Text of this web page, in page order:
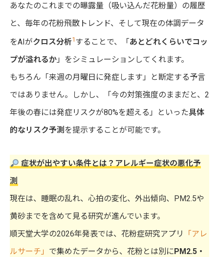
あなたのこれまでの曝露量（吸い込んだ花粉量）の履歴
と、毎年の花粉飛散トレンド、そして現在の体調データ
をAIがクロス分析1 することで、「 あとどれくらいでコッ
プが溢れるか 」をシミュレーションしてくれます。
もちろん「来週の月曜日に発症します」と断定する予言
ではありません。しかし、「今の対策強度のままだと、2
年後の春には発症リスクが80%を超える」といった具体
的なリスク予測を提示することが可能です。
症状が出やすい条件とは？アレルギー症状の悪化予
測
現在は、睡眠の乱れ、心拍の変化、外出傾向、PM2.5や
黄砂までを含めて見る研究が進んでいます。
順天堂大学の2026年発表では、花粉症研究アプリ
「アレ
ルサーチ」 で集めたデータから、花粉とは別に PM2.5・